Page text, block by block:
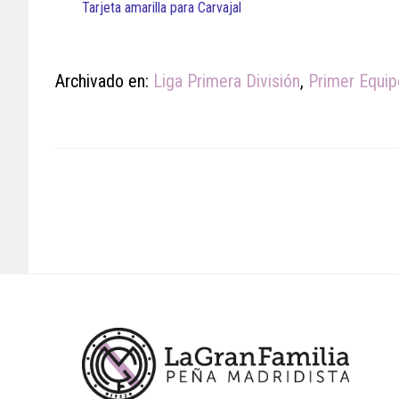
Tarjeta amarilla para Carvajal
Archivado en: Liga Primera División, Primer